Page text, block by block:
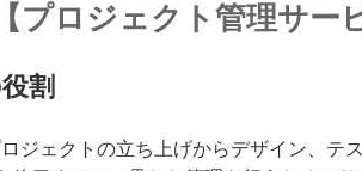
プロジェクト管理サー
割
ロジェクトの立ち上げからデザイン、テ